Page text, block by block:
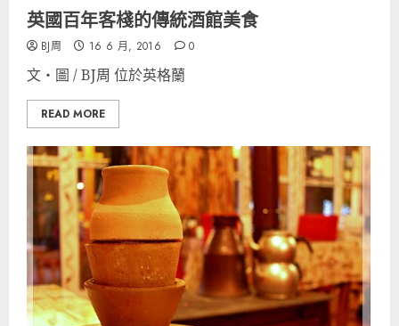
英國百年客棧的傳統酒館美食
BJ周 16 6 月, 2016 0
文‧圖 / BJ周 位於英格蘭
READ MORE